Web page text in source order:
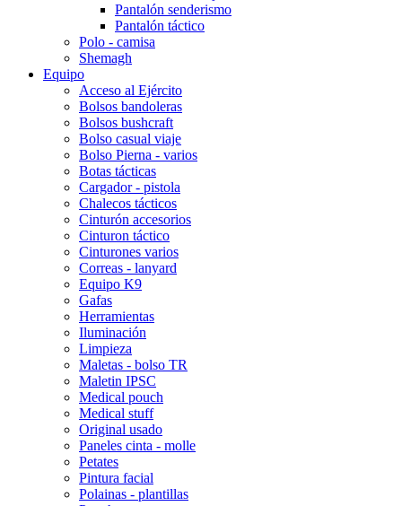
Pantalón senderismo
Pantalón táctico
Polo - camisa
Shemagh
Equipo
Acceso al Ejército
Bolsos bandoleras
Bolsos bushcraft
Bolso casual viaje
Bolso Pierna - varios
Botas tácticas
Cargador - pistola
Chalecos tácticos
Cinturón accesorios
Cinturon táctico
Cinturones varios
Correas - lanyard
Equipo K9
Gafas
Herramientas
Iluminación
Limpieza
Maletas - bolso TR
Maletin IPSC
Medical pouch
Medical stuff
Original usado
Paneles cinta - molle
Petates
Pintura facial
Polainas - plantillas